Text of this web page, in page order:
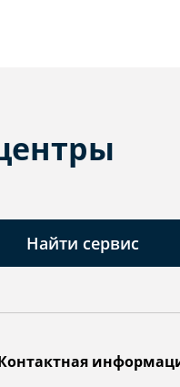
Найти сервис